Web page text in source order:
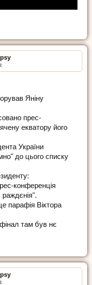
Яніну
прес-
екватору його
України
до цього списку
конференція
парафія Віктора
там був нє